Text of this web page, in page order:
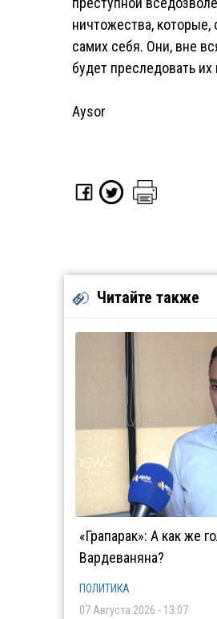
ничтожества,
самих себя. Они, вне
будет преследовать
Aysor
Читайте также
«Грапарак»: А как же
Вардеваняна?
ПОЛИТИКА
07 Августа 2026 - 13:07